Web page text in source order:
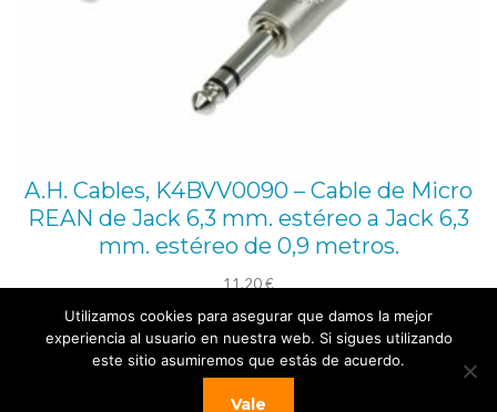
A.H. Cables, K4BVV0090 – Cable de Micro
REAN de Jack 6,3 mm. estéreo a Jack 6,3
mm. estéreo de 0,9 metros.
11,20€
Añadir al carrito
Utilizamos cookies para asegurar que damos la mejor
experiencia al usuario en nuestra web. Si sigues utilizando
este sitio asumiremos que estás de acuerdo.
Vale